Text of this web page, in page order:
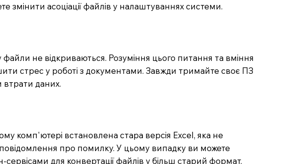
змінити асоціації файлів у налаштуваннях системи.
не відкриваються. Розуміння цього питання та вміння
стрес у роботі з документами. Завжди тримайте своє ПЗ
втрати даних.
комп'ютері встановлена стара версія Excel, яка не
про помилку. У цьому випадку ви можете
для конвертації файлів у більш старий формат,